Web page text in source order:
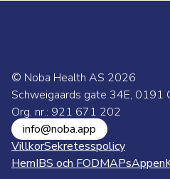
© Noba Health AS 2026
Schweigaards gate 34E, 0191
Org. nr.: 921 671 202
info@noba.app
VillkorSekretesspolicy
HemIBS och FODMAPsAppen